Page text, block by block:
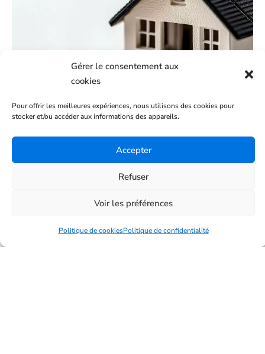
Gérer le consentement aux
cookies
Pour offrir les meilleures expériences, nous utilisons des cookies pour
stocker et/ou accéder aux informations des appareils.
Accepter
Refuser
Voir les préférences
Politique de cookiesPolitique de confidentialité
Quelles réparations sont à la charge
du locataire et du propriétaire ?